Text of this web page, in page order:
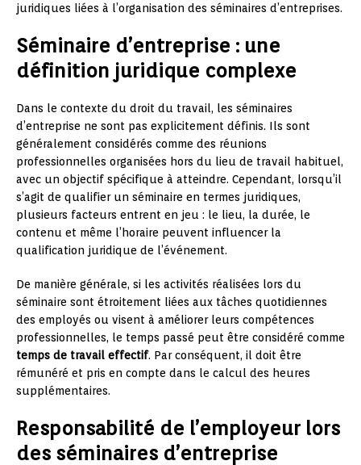
juridiques liées à l’organisation des séminaires d’entreprises.
Séminaire d’entreprise : une
définition juridique complexe
Dans le contexte du droit du travail, les séminaires
d’entreprise ne sont pas explicitement définis. Ils sont
généralement considérés comme des réunions
professionnelles organisées hors du lieu de travail habituel,
avec un objectif spécifique à atteindre. Cependant, lorsqu’il
s’agit de qualifier un séminaire en termes juridiques,
plusieurs facteurs entrent en jeu : le lieu, la durée, le
contenu et même l’horaire peuvent influencer la
qualification juridique de l’événement.
De manière générale, si les activités réalisées lors du
séminaire sont étroitement liées aux tâches quotidiennes
des employés ou visent à améliorer leurs compétences
professionnelles, le temps passé peut être considéré comme
temps de travail effectif. Par conséquent, il doit être
rémunéré et pris en compte dans le calcul des heures
supplémentaires.
Responsabilité de l’employeur lors
des séminaires d’entreprise